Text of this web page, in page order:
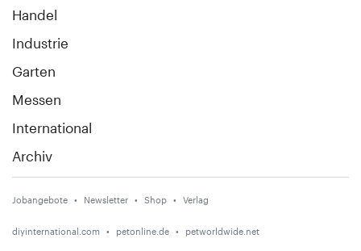
Handel
Industrie
Garten
Messen
International
Archiv
Jobangebote Newsletter Shop Verlag
diyinternational.com petonline.de petworldwide.net